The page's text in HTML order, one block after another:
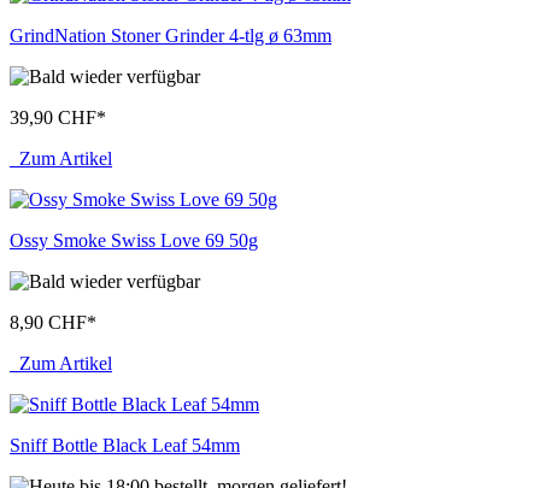
GrindNation Stoner Grinder 4-tlg ø 63mm
39,90 CHF*
Zum Artikel
Ossy Smoke Swiss Love 69 50g
8,90 CHF*
Zum Artikel
Sniff Bottle Black Leaf 54mm